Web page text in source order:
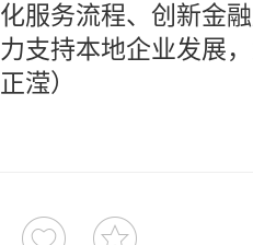
化服务流程、创新金
力支持本地企业发展
正滢）